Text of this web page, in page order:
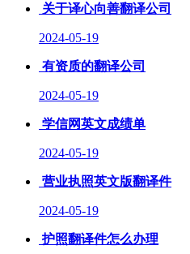
关于译心向善翻译公司
2024-05-19
有资质的翻译公司
2024-05-19
学信网英文成绩单
2024-05-19
营业执照英文版翻译件
2024-05-19
护照翻译件怎么办理